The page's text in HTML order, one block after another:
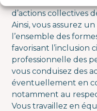
d’actions collectives
Ainsi, vous assurez
l’ensemble des
favorisant l’inclusion
professionnelle des
vous conduisez des
éventuellement en
notamment au
Vous travaillez en